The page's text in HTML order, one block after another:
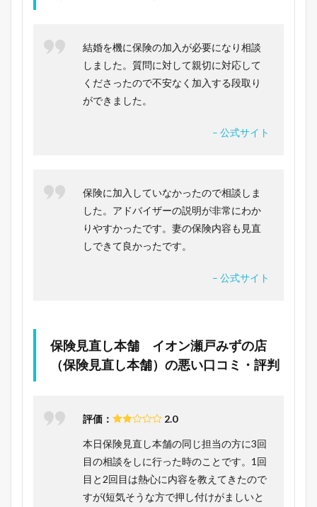
結婚を機に保険の加入が必要になり相談
しました。質問に対して親切に対応して
くださったので不安なく加入する段取り
ができました。
– 公式サイト
保険に加入していなかったので相談しま
した。アドバイザーの説明が非常にわか
りやすかったです。妻の保険内容も見直
しできて良かったです。
– 公式サイト
保険見直し本舗 イオン瀬戸みずの店
（保険見直し本舗）の悪い口コミ・評判
評価： 2.0
本日保険見直し本舗の同じ担当の方に3回
目の相談をしに行った時のことです。1回
目と2回目は熱心に内容を教えてきたので
すが(短気そうな方で押し付けがましいと